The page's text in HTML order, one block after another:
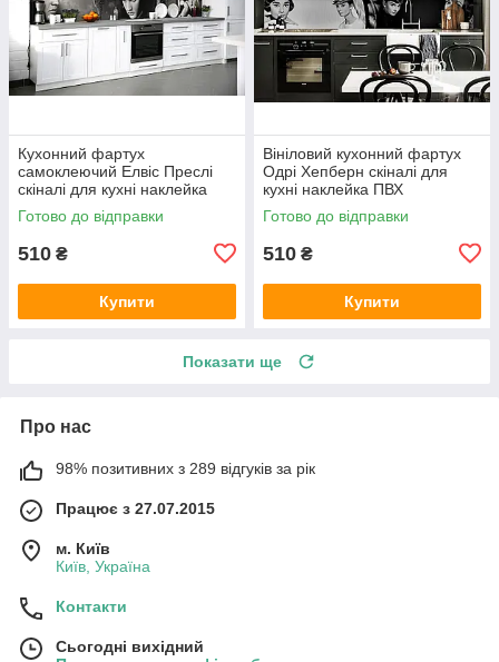
Кухонний фартух
самоклеючий Елвіс Преслі
скіналі для кухні наклейка
ПВХ ретро співаки сірий
600х2000 мм
Готово до відправки
510 ₴
Купити
Вініловий кухонний фартух
Одрі Хепберн скіналі для
кухні наклейка ПВХ
персонажі ретро Чорно-білий
600х2000 мм
Готово до відправки
510 ₴
Купити
Показати ще
Про нас
98% позитивних з 289 відгуків за рік
Працює з 27.07.2015
м. Київ
Київ, Україна
Контакти
Сьогодні вихідний